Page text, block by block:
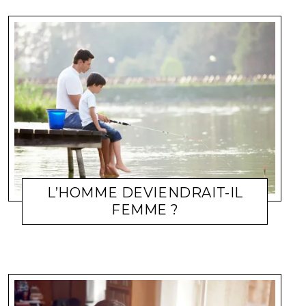
L’HOMME DEVIENDRAIT-IL
FEMME ?
WEBMASTER 24 JANVIER 2008